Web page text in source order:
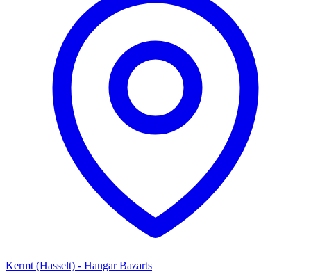
Kermt (Hasselt) - Hangar Bazarts